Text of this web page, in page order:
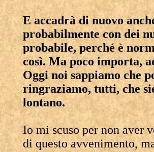
E accadrà di nuovo
probabilmente con dei
probabile, perché è
così. Ma poco importa,
Oggi noi sappiamo che
ringraziamo, tutti, che
lontano.
Io mi scuso per non aver
di questo avvenimento,